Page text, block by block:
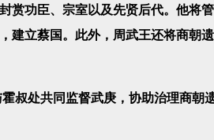
赏功臣、宗室以及先贤后代。他将管
建立蔡国。此外，周武王还将商朝遗
叔处共同监督武庚，协助治理商朝